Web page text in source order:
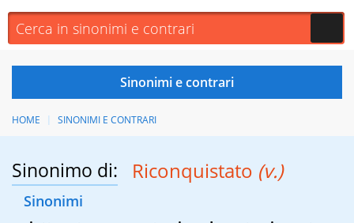
HOME SINONIMI E CONTRARI
Sinonimo di: Riconquistato (v.)
Sinonimi